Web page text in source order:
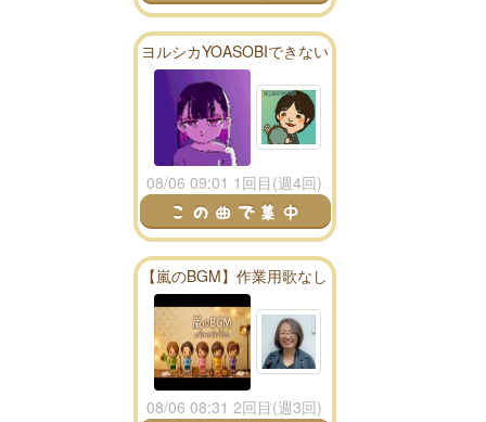
ヨルシカYOASOBIできない
からずっと真夜中でいいの
に。mix
08/06 09:01 1回目(週4回)
【嵐のBGM】作業用歌なし
アコースティック６０分！
08/06 08:31 2回目(週3回)